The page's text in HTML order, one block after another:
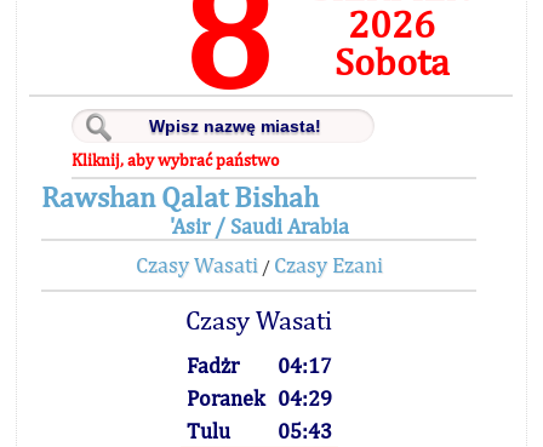
2026
Sobota
Kliknij, aby wybrać państwo
Rawshan Qalat Bishah
'Asir / Saudi Arabia
Czasy Wasati / Czasy Ezani
Czasy Wasati
Fadżr
04:17
Poranek 04:29
Tulu
05:43